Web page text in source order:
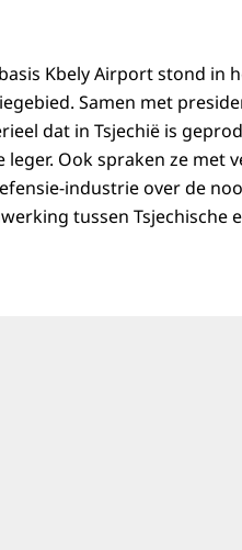
Kbely Airport stond in
Samen met
dat in Tsjechië is
Ook spraken ze met
industrie over de
tussen Tsjechische
Open de